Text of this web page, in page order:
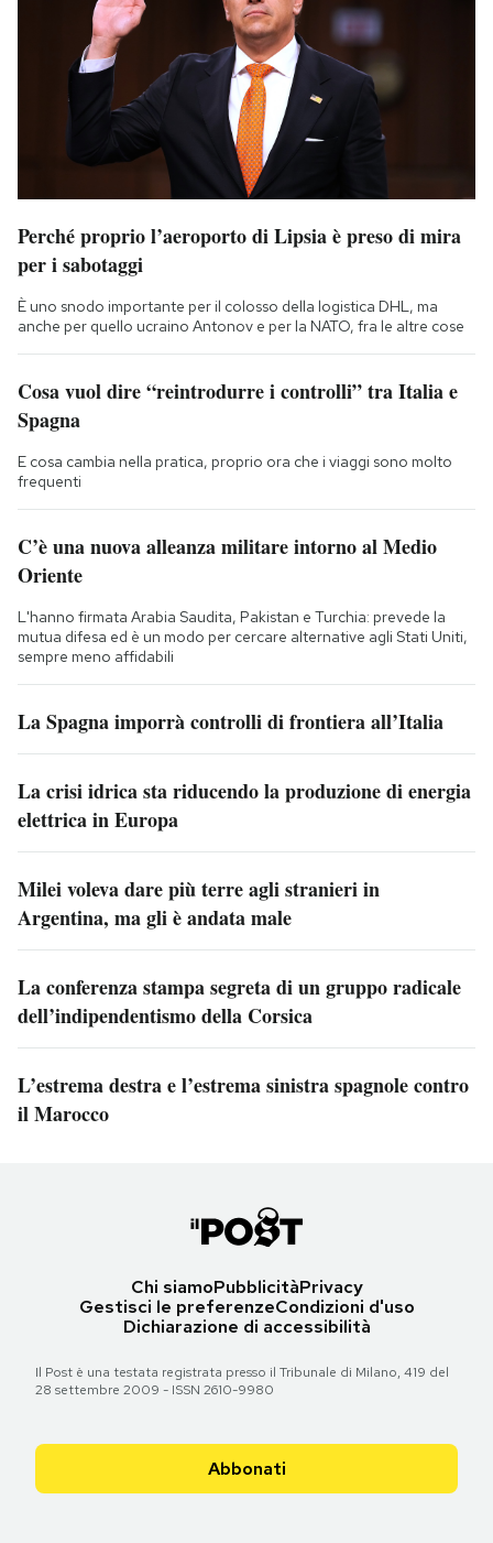
Perché proprio l’aeroporto di Lipsia è preso di mira
per i sabotaggi
È uno snodo importante per il colosso della logistica DHL, ma
anche per quello ucraino Antonov e per la NATO, fra le altre cose
Cosa vuol dire “reintrodurre i controlli” tra Italia e
Spagna
E cosa cambia nella pratica, proprio ora che i viaggi sono molto
frequenti
C’è una nuova alleanza militare intorno al Medio
Oriente
L'hanno firmata Arabia Saudita, Pakistan e Turchia: prevede la
mutua difesa ed è un modo per cercare alternative agli Stati Uniti,
sempre meno affidabili
La Spagna imporrà controlli di frontiera all’Italia
La crisi idrica sta riducendo la produzione di energia
elettrica in Europa
Milei voleva dare più terre agli stranieri in
Argentina, ma gli è andata male
La conferenza stampa segreta di un gruppo radicale
dell’indipendentismo della Corsica
L’estrema destra e l’estrema sinistra spagnole contro
il Marocco
Chi siamoPubblicitàPrivacy
Gestisci le preferenzeCondizioni d'uso
Dichiarazione di accessibilità
Il Post è una testata registrata presso il Tribunale di Milano, 419 del
28 settembre 2009 - ISSN 2610-9980
Abbonati